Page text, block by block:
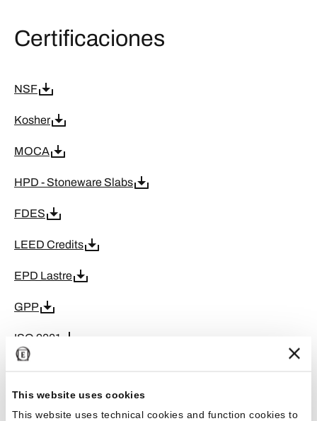
This website uses cookies
This website uses technical cookies and function cookies to
Certificaciones
NSF
Kosher
MOCA
HPD - Stoneware Slabs
FDES
LEED Credits
EPD Lastre
GPP
ISO 9001
ISO 50001